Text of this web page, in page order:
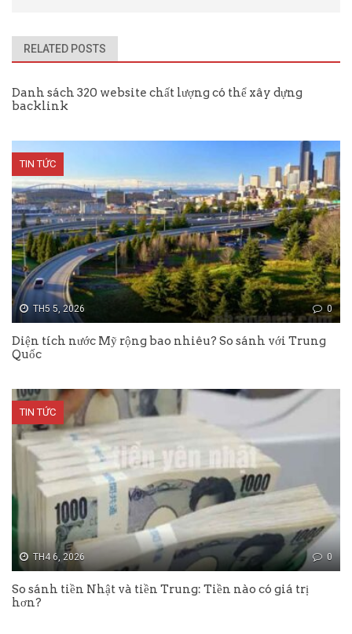
RELATED POSTS
Danh sách 320 website chất lượng có thể xây dựng
backlink
TIN TỨC
TH5 5, 2026 0
Diện tích nước Mỹ rộng bao nhiêu? So sánh với Trung
Quốc
TIN TỨC
TH4 6, 2026 0
So sánh tiền Nhật và tiền Trung: Tiền nào có giá trị
hơn?